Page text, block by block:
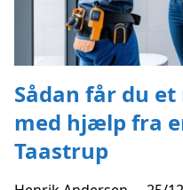
Sådan får du
med hjælp fra
Taastrup